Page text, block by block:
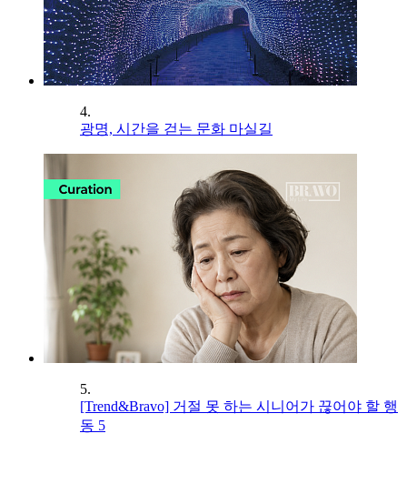
4.
광명, 시간을 걷는 문화 마실길
5.
[Trend&Bravo] 거절 못 하는 시니어가 끊어야 할 행
동 5